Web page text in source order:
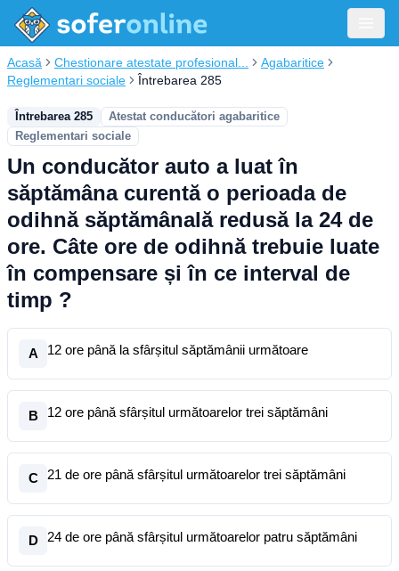
Acasă Chestionare atestate profesional...
Agabaritice
Reglementari sociale
Întrebarea 285
Întrebarea 285
Atestat conducători agabaritice
Reglementari sociale
Un conducător auto a luat în
săptămâna curentă o perioada de
odihnă săptămânală redusă la 24 de
ore. Câte ore de odihnă trebuie luate
în compensare și în ce interval de
timp ?
A 12 ore până la sfârșitul săptămânii următoare
B 12 ore până sfârșitul următoarelor trei săptămâni
C 21 de ore până sfârșitul următoarelor trei săptămâni
D 24 de ore până sfârșitul următoarelor patru săptămâni